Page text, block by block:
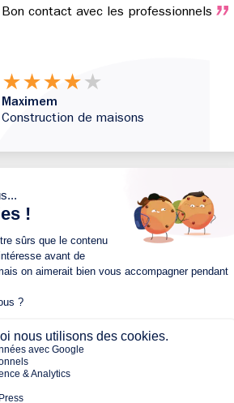
Bon contact avec les professionnels
★★★★★
Maximem
Construction de maisons
ENTREPRISE NOS AGENCES 44
Agence de Nantes